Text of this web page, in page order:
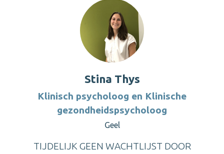
Stina Thys
Klinisch psycholoog en Klinische
gezondheidspsycholoog
Geel
TIJDELIJK GEEN WACHTLIJST DOOR